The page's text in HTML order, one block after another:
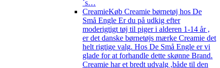
´s…
CreamieKøb Creamie børnetøj hos De
Små Engle Er du på udkig efter
moderigtigt tøj til piger i alderen 1-14 år ,
er det danske børnetøjs mærke Creamie det
helt rigtige valg. Hos De Små Engle er vi
glade for at forhandle dette skønne Brand.
Creamie har et bredt udvalg ,både til den